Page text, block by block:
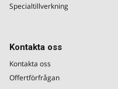
Specialtillverkning
Kontakta oss
Kontakta oss
Offertförfrågan